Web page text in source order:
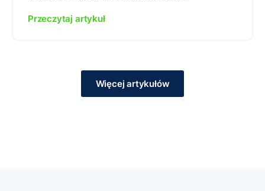
Przeczytaj artykuł
Więcej artykułów